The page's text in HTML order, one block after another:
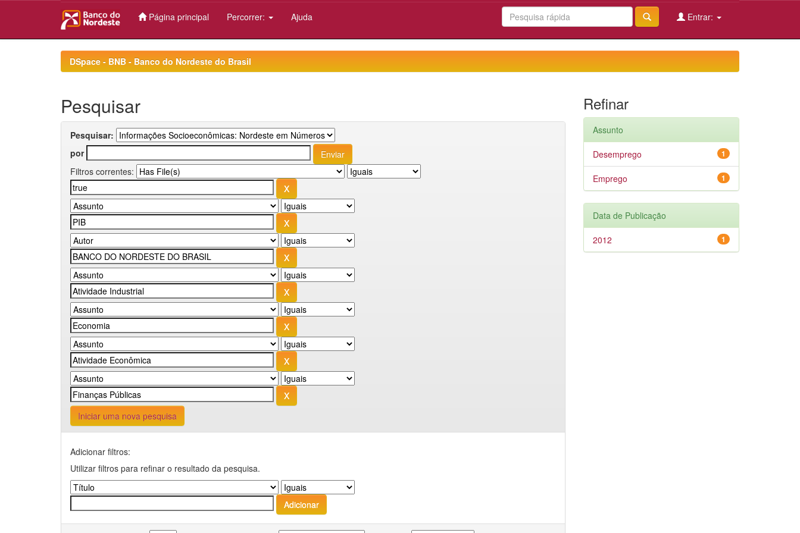
Página principal Percorrer: Ajuda Entrar:
DSpace - BNB - Banco do Nordeste do Brasil
Pesquisar
Pesquisar:
por
Filtros correntes:
Iniciar uma nova pesquisa
Adicionar filtros:
Utilizar filtros para refinar o resultado da pesquisa.
Refinar
Assunto
1
Desemprego
1
Emprego
Data de Publicação
1
2012